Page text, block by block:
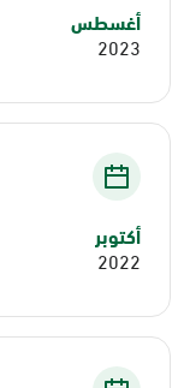
أغسطس
2023
أكتوبر
2022